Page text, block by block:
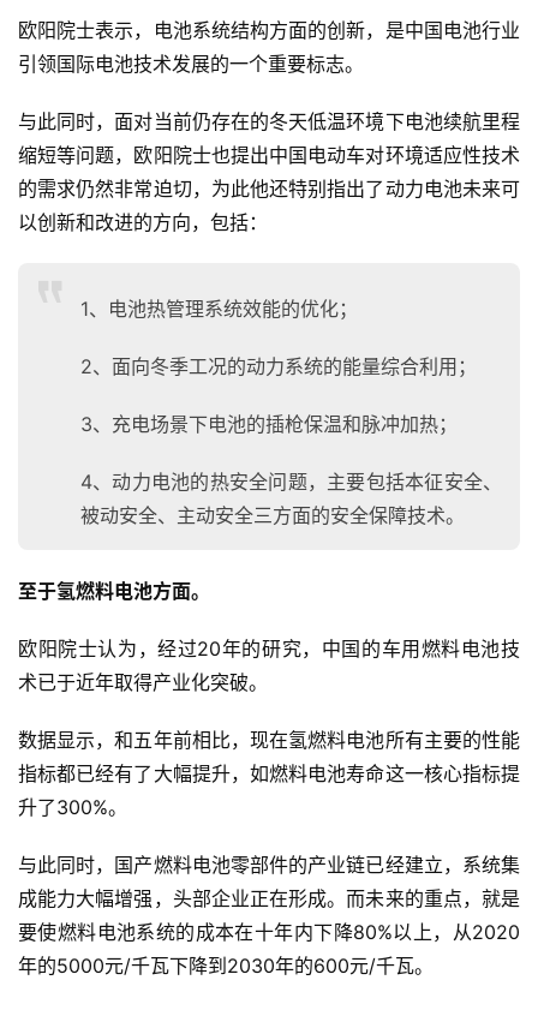
欧阳院士表示，电池系统结构方面的创新，是中国电池行业
引领国际电池技术发展的一个重要标志。
与此同时，面对当前仍存在的冬天低温环境下电池续航里程
缩短等问题，欧阳院士也提出中国电动车对环境适应性技术
的需求仍然非常迫切，为此他还特别指出了动力电池未来可
以创新和改进的方向，包括：
1、电池热管理系统效能的优化；
2、面向冬季工况的动力系统的能量综合利用；
3、充电场景下电池的插枪保温和脉冲加热；
4、动力电池的热安全问题，主要包括本征安全、
被动安全、主动安全三方面的安全保障技术。
至于氢燃料电池方面。
欧阳院士认为，经过20年的研究，中国的车用燃料电池技
术已于近年取得产业化突破。
数据显示，和五年前相比，现在氢燃料电池所有主要的性能
指标都已经有了大幅提升，如燃料电池寿命这一核心指标提
升了300%。
与此同时，国产燃料电池零部件的产业链已经建立，系统集
成能力大幅增强，头部企业正在形成。而未来的重点，就是
要使燃料电池系统的成本在十年内下降80%以上，从2020
年的5000元/千瓦下降到2030年的600元/千瓦。